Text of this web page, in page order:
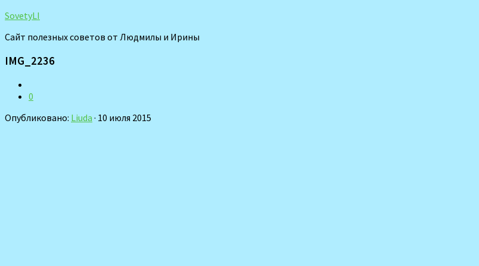
SovetyLI
Сайт полезных советов от Людмилы и Ирины
IMG_2236
0
Опубликовано: Liuda · 10 июля 2015